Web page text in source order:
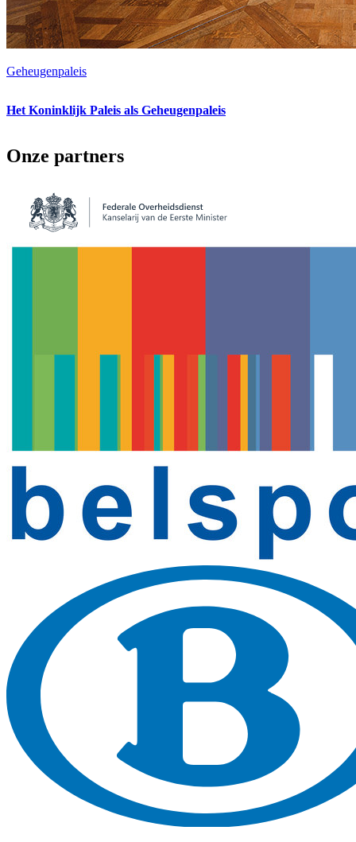
Geheugenpaleis
Het Koninklijk Paleis als Geheugenpaleis
Onze partners